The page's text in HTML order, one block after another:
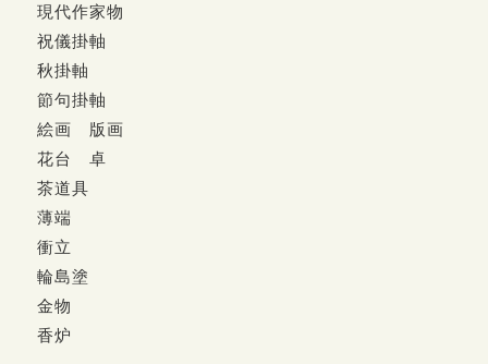
現代作家物
祝儀掛軸
秋掛軸
節句掛軸
絵画 版画
花台 卓
茶道具
薄端
衝立
輪島塗
金物
香炉